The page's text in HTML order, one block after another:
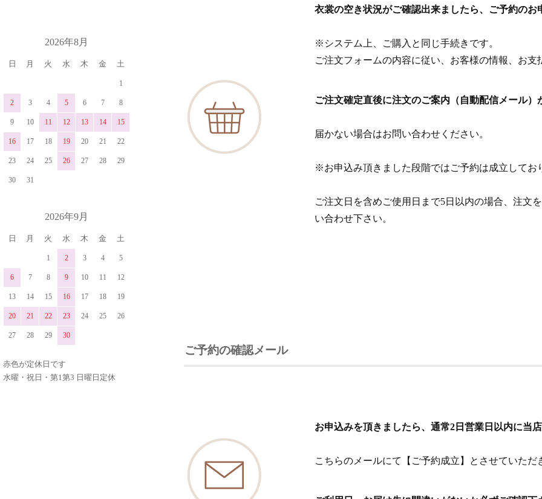
衣裳の空き状況がご確認出来ましたら、ご予約のお
※システム上、ご購入と同じ手続きです。
ご注文フォームの内容に従い、お客様の情報、お支
ご注文確定直後に注文のご案内（自動配信メール）
届かない場合はお問い合わせください。
※お申込み頂きました段階ではご予約は成立してお
ご注文日を含めご使用日まで5日以内の場合、注文
い合わせ下さい。
ご予約の確認メール
お申込みを頂きましたら、通常2日営業日以内に当
こちらのメールにて【ご予約成立】とさせていただ
2026年8月
日 月 火 水 木 金 土
1
2 3 4 5 6 7 8
9 10 11 12 13 14 15
16 17 18 19 20 21 22
23 24 25 26 27 28 29
30 31
2026年9月
日 月 火 水 木 金 土
1 2 3 4 5
6 7 8 9 10 11 12
13 14 15 16 17 18 19
20 21 22 23 24 25 26
27 28 29 30
赤色が定休日です
水曜・祝日・第1第3 日曜日定休